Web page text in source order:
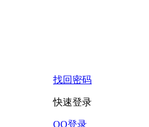
找回密码
快速登录
QQ登录